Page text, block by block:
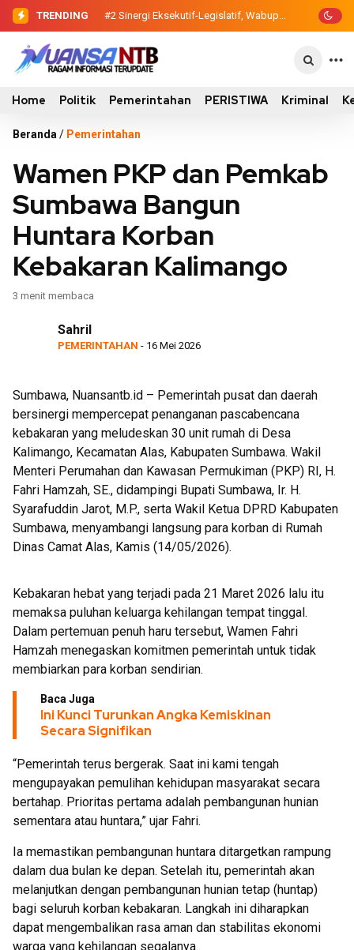
TRENDING #2 Sinergi Eksekutif-Legislatif, Wabup
Ansori Serahkan Tujuh Kontainer
#3 Dewan Pendidikan Temukan
Kondisi 305 Siswa SDN Kanar Belajar di
Home Politik Pemerintahan PERISTIWA Kriminal
Beranda / Pemerintahan
Wamen PKP dan Pemkab
Sumbawa Bangun
Huntara Korban
Kebakaran Kalimango
3 menit membaca
Sahril
PEMERINTAHAN - 16 Mei 2026
Sumbawa, Nuansantb.id – Pemerintah pusat dan daerah
bersinergi mempercepat penanganan pascabencana
kebakaran yang meludeskan 30 unit rumah di Desa
Kalimango, Kecamatan Alas, Kabupaten Sumbawa. Wakil
Menteri Perumahan dan Kawasan Permukiman (PKP) RI, H.
Fahri Hamzah, SE., didampingi Bupati Sumbawa, Ir. H.
Syarafuddin Jarot, M.P., serta Wakil Ketua DPRD Kabupaten
Sumbawa, menyambangi langsung para korban di Rumah
Dinas Camat Alas, Kamis (14/05/2026).
Kebakaran hebat yang terjadi pada 21 Maret 2026 lalu itu
memaksa puluhan keluarga kehilangan tempat tinggal.
Dalam pertemuan penuh haru tersebut, Wamen Fahri
Hamzah menegaskan komitmen pemerintah untuk tidak
membiarkan para korban sendirian.
Baca Juga
Ini Kunci Turunkan Angka Kemiskinan
Secara Signifikan
“Pemerintah terus bergerak. Saat ini kami tengah
mengupayakan pemulihan kehidupan masyarakat secara
bertahap. Prioritas pertama adalah pembangunan hunian
sementara atau huntara,” ujar Fahri.
Ia memastikan pembangunan huntara ditargetkan rampung
dalam dua bulan ke depan. Setelah itu, pemerintah akan
melanjutkan dengan pembangunan hunian tetap (huntap)
bagi seluruh korban kebakaran. Langkah ini diharapkan
dapat mengembalikan rasa aman dan stabilitas ekonomi
warga yang kehilangan segalanya.